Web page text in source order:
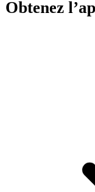
Obtenez